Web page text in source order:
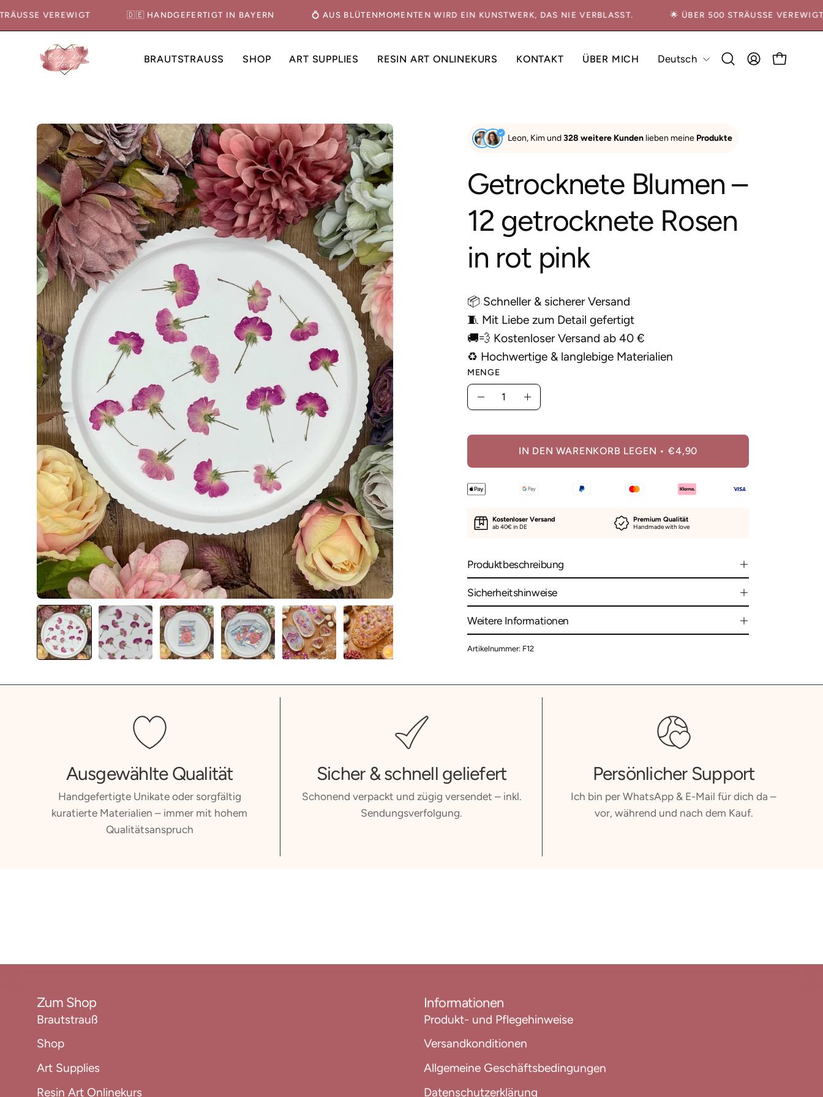
VEREWIGT 🇩🇪 HANDGEFERTIGT IN BAYERN 💍 AUS BLÜTENMOMENTEN WIRD EIN KUNSTWERK, DAS NIE VERBLASST. 🌟 ÜBER 500 STRÄUSSE
BRAUTSTRAUSS SHOP ART SUPPLIES RESIN ART ONLINEKURS KONTAKT ÜBER MICH FAQ
Sprache
Deutsch
Suchleiste
MEIN
Bild-
Lightbox
öffnen
Bild-
Lightbox
öffnen
Leon, Kim und328 weitere Kunden lieben meine Produkte
Getrocknete Blumen –
12 getrocknete Rosen
in rot pink
📦 Schneller & sicherer Versand
🧵 Mit Liebe zum Detail gefertigt
🚚💨 Kostenloser Versand ab 40 €
♻️ Hochwertige & langlebige Materialien
MENGE
Menge
Menge
Menge
IN DEN WARENKORB LEGEN €4,90
Kostenloser Versand
ab 40€ in DE
Premium Qualität
Handmade with love
Produktbeschreibung
Sicherheitshinweise
Weitere Informationen
Artikelnummer: F12
Ausgewählte Qualität
Handgefertigte Unikate oder sorgfältig
kuratierte Materialien – immer mit hohem
Qualitätsanspruch
Sicher & schnell geliefert
Schonend verpackt und zügig versendet – inkl.
Sendungsverfolgung.
Persönlicher Support
Ich bin per WhatsApp & E-Mail für dich da –
vor, während und nach dem Kauf.
Zum Shop
Brautstrauß
Shop
Art Supplies
Resin Art Onlinekurs
Informationen
Produkt- und Pflegehinweise
Versandkonditionen
Allgemeine Geschäftsbedingungen
Datenschutzerklärung